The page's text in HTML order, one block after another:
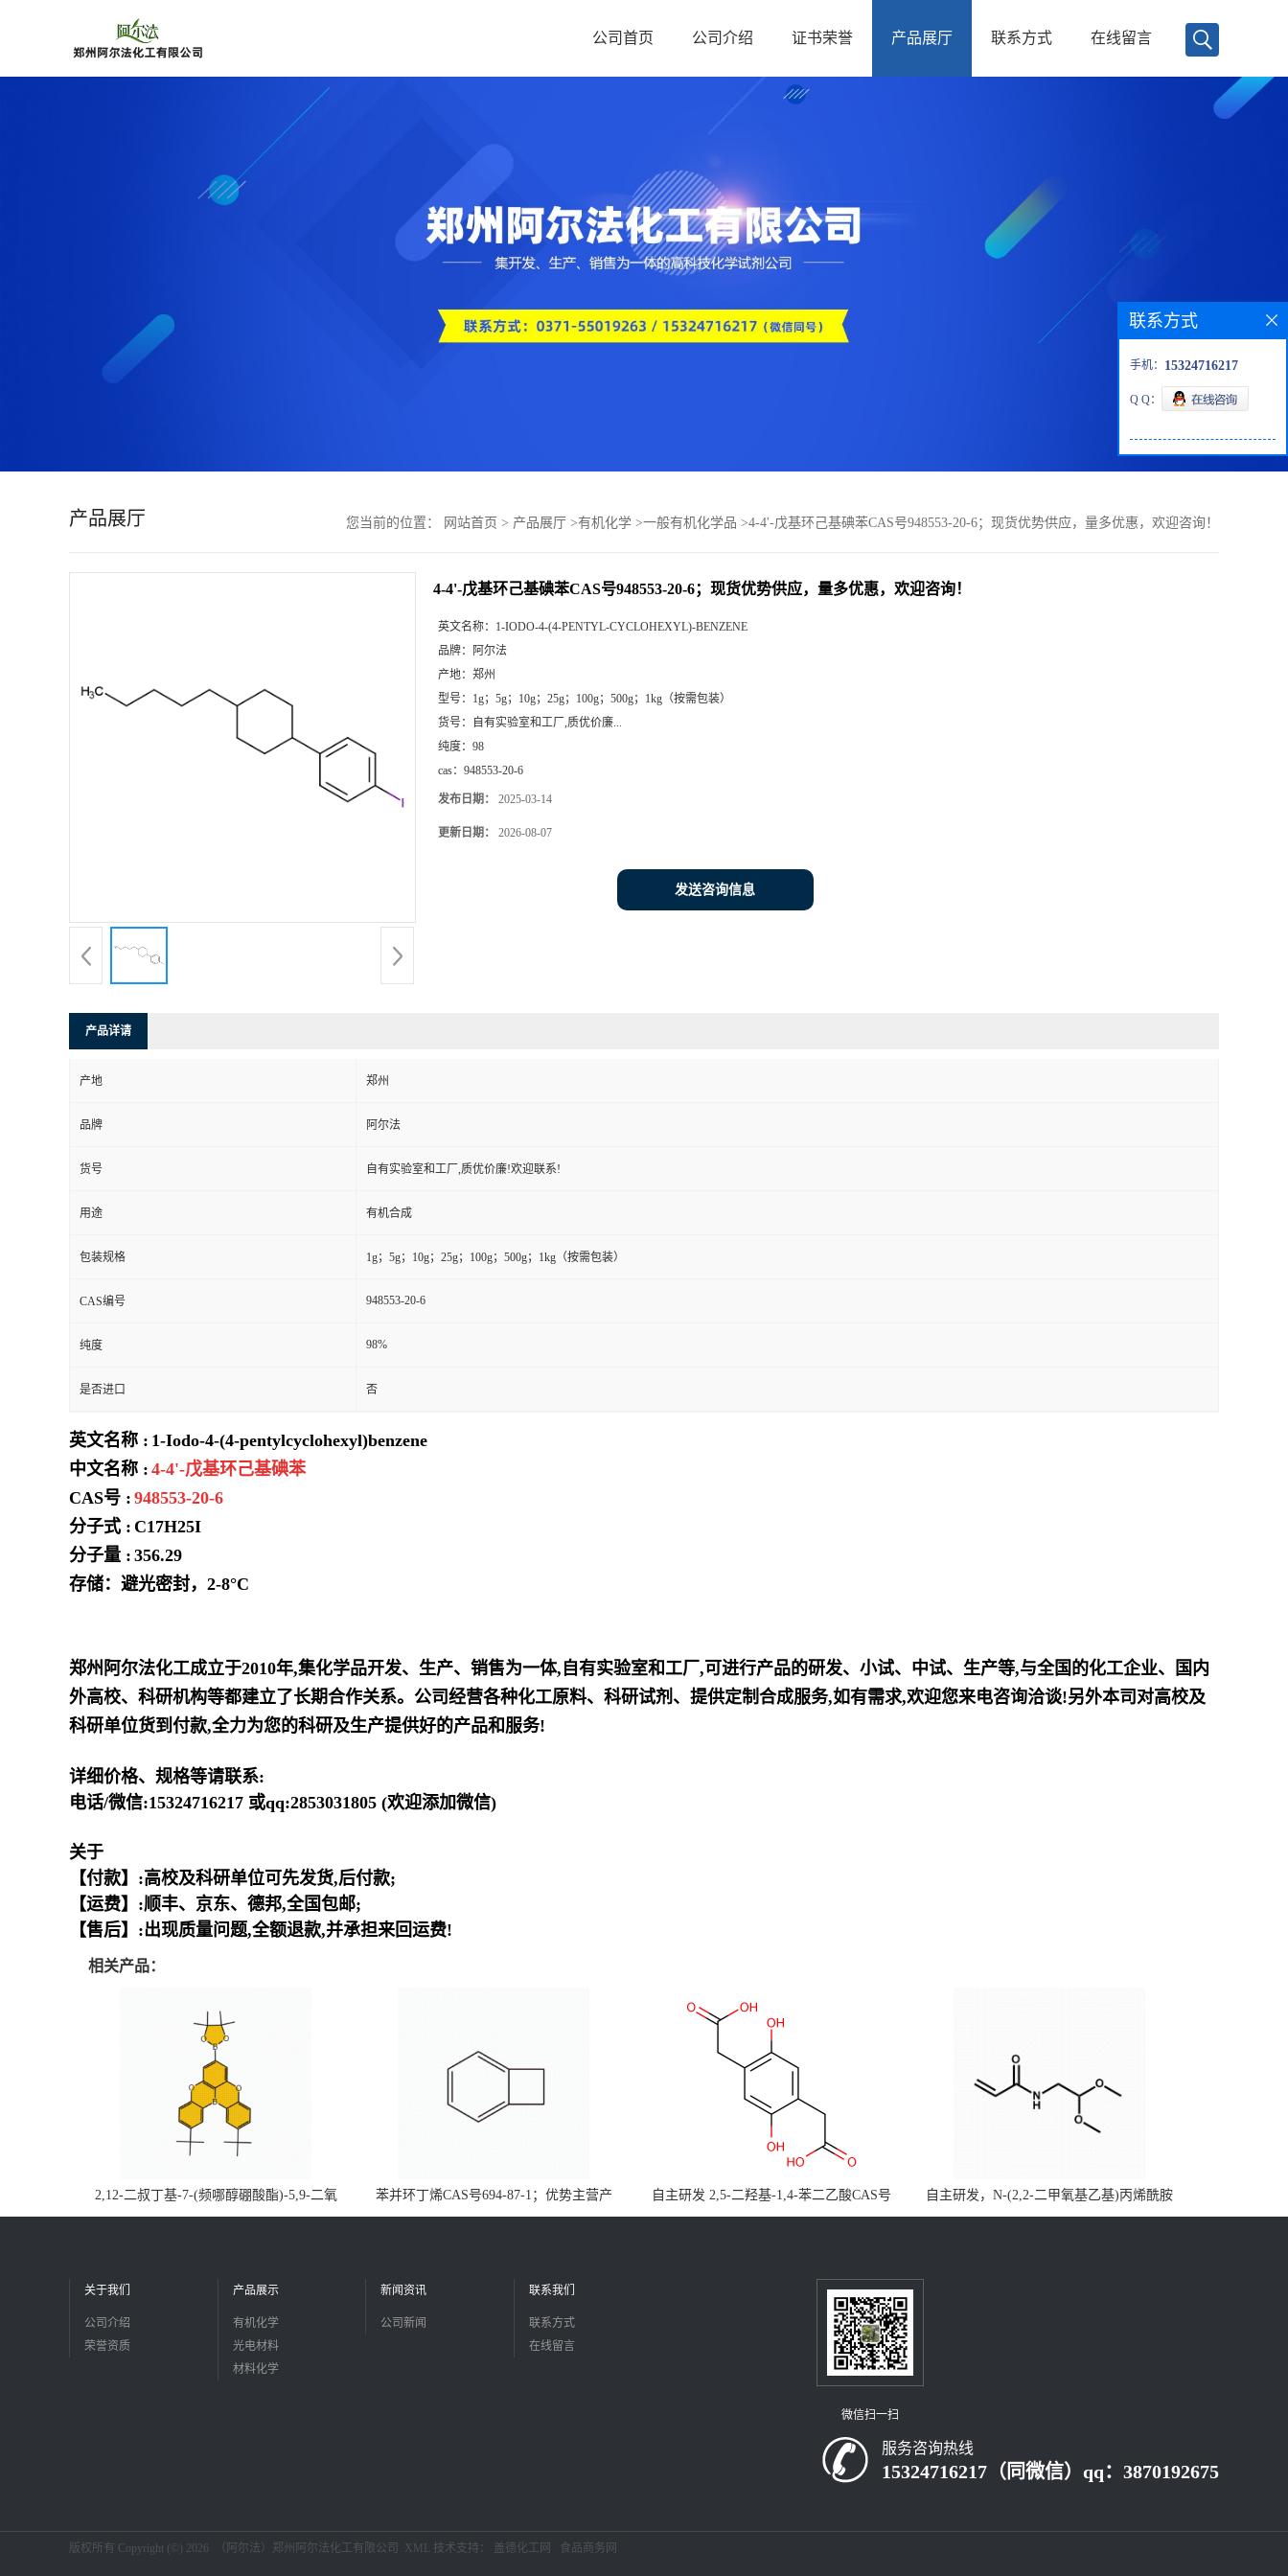
公司首页 公司介绍 证书荣誉 产品展厅 联系方式 在线留言
产品展厅 您当前的位置： 网站首页 > 产品展厅 >有机化学 >一般有机化学品 >4-4'-戊基环己基碘苯CAS号948553-20-6；现货优势供应，量多优惠，欢迎咨询！
4-4'-戊基环己基碘苯CAS号948553-20-6；现货优势供应，量多优惠，欢迎咨询！
英文名称： 1-IODO-4-(4-PENTYL-CYCLOHEXYL)-BENZENE
品牌： 阿尔法
产地： 郑州
型号： 1g；5g；10g；25g；100g；500g；1kg（按需包装）
货号：
自有实验室和工厂,质优价廉...
纯度： 98
cas： 948553-20-6
发布日期： 2025-03-14
更新日期： 2026-08-07
发送咨询信息
产品详请
产地 郑州
品牌 阿尔法
货号 自有实验室和工厂,质优价廉!欢迎联系!
用途 有机合成
包装规格 1g；5g；10g；25g；100g；500g；1kg（按需包装）
CAS编号 948553-20-6
纯度 98%
是否进口 否
英文名称 : 1-Iodo-4-(4-pentylcyclohexyl)benzene
中文名称 : 4-4'-戊基环己基碘苯
CAS号 : 948553-20-6
分子式 : C17H25I
分子量 : 356.29
存储：避光密封，2-8°C
郑州阿尔法化工成立于2010年,集化学品开发、生产、销售为一体,自有实验室和工厂,可进行产品的研发、小试、中试、生产等,与全国的化工企业、国内
外高校、科研机构等都建立了长期合作关系。公司经营各种化工原料、科研试剂、提供定制合成服务,如有需求,欢迎您来电咨询洽谈!另外本司对高校及
科研单位货到付款,全力为您的科研及生产提供好的产品和服务!
详细价格、规格等请联系:
电话/微信:15324716217 或qq:2853031805 (欢迎添加微信)
关于
【付款】:高校及科研单位可先发货,后付款;
【运费】:顺丰、京东、德邦,全国包邮;
【售后】:出现质量问题,全额退款,并承担来回运费!
相关产品：
2,12-二叔丁基-7-(频哪醇硼酸酯)-5,9-二氧
杂-13b-硼萘并[3,2,1-de]蒽CAS号2648896-
苯并环丁烯CAS号694-87-1；优势主营产
品，现货直发，大小包装均可
自主研发 2,5-二羟基-1,4-苯二乙酸CAS号
5488-16-4；公斤级现货优势供应，质量保
自主研发，N-(2,2-二甲氧基乙基)丙烯酰胺
CAS号49707-23-5；丙烯酰胺类单体优势供
联系方式
手机： 15324716217
Q Q：
关于我们
公司介绍
荣誉资质
产品展示
有机化学
光电材料
材料化学
新闻资讯
公司新闻
联系我们
联系方式
在线留言
微信扫一扫
服务咨询热线
15324716217（同微信）qq：3870192675
版权所有 Copyright (©) 2026 （阿尔法）郑州阿尔法化工有限公司 XML 技术支持： 盖德化工网 食品商务网